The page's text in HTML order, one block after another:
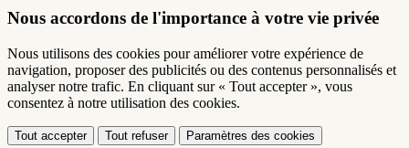
Nous accordons de l'importance à votre vie privée
Nous utilisons des cookies pour améliorer votre expérience de
navigation, proposer des publicités ou des contenus personnalisés et
analyser notre trafic. En cliquant sur « Tout accepter », vous
consentez à notre utilisation des cookies.
Tout accepter Tout refuser Paramètres des cookies